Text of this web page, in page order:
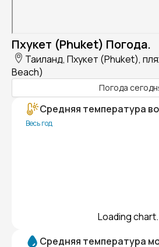
Пхукет (Phuket) Погода.
Таиланд, Пхукет (Phuket),
Beach)
Погода
Средняя температура
Весь год
Loading
Средняя температура